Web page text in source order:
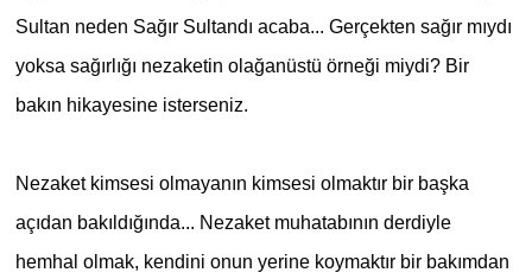
Sultan neden Sağır Sultandı acaba... Gerçekten sağır mıydı
yoksa sağırlığı nezaketin olağanüstü örneği miydi? Bir
bakın hikayesine isterseniz.
Nezaket kimsesi olmayanın kimsesi olmaktır bir başka
açıdan bakıldığında... Nezaket muhatabının derdiyle
hemhal olmak, kendini onun yerine koymaktır bir bakımdan